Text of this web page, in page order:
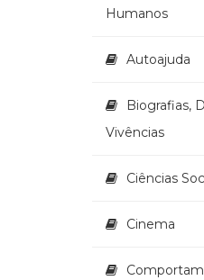
Humanos
Autoajuda
Biografias,
Vivências
Ciências
Cinema